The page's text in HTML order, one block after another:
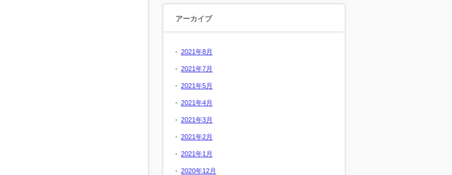
アーカイブ
2021年8月
2021年7月
2021年5月
2021年4月
2021年3月
2021年2月
2021年1月
2020年12月